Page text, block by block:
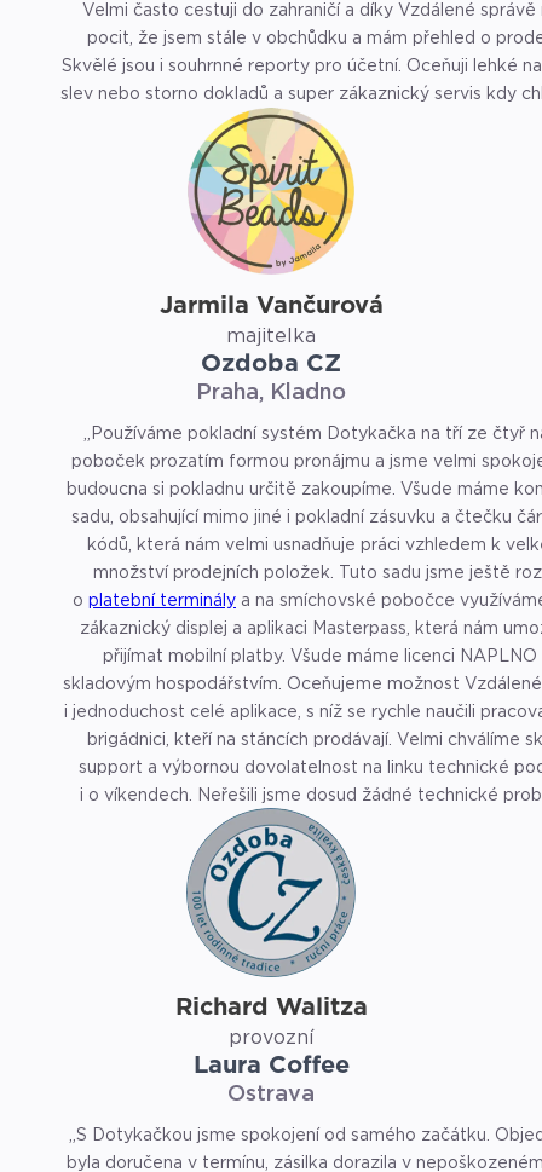
Velmi často cestuji do zahraničí a díky Vzdálené správě
pocit, že jsem stále v obchůdku a mám přehled o
Skvělé jsou i souhrnné reporty pro účetní. Oceňuji lehké
slev nebo storno dokladů a super zákaznický servis kdy
help lince jsou vždy velmi ochotní. Za mě musím pokladní
Dotykačka opravdu jen doporučit.“
Jarmila Vančurová
majitelka
Ozdoba CZ
Praha, Kladno
„Používáme pokladní systém Dotykačka na tří ze čtyř
poboček prozatím formou pronájmu a jsme velmi
budoucna si pokladnu určitě zakoupíme. Všude máme
sadu, obsahující mimo jiné i pokladní zásuvku a čtečku
kódů, která nám velmi usnadňuje práci vzhledem k
množství prodejních položek. Tuto sadu jsme ještě
o platební terminály a na smíchovské pobočce
zákaznický displej a aplikaci Masterpass, která nám
přijímat mobilní platby. Všude máme licenci NAPLNO
skladovým hospodářstvím. Oceňujeme možnost Vzdálené správy
i jednoduchost celé aplikace, s níž se rychle naučili
brigádnici, kteří na stáncích prodávají. Velmi chválíme
support a výbornou dovolatelnost na linku technické
i o víkendech. Neřešili jsme dosud žádné technické
Zúčastnil jsem se i školení pro zákazníky zdarma a
můžu opravdu vřele doporučit.“
Richard Walitza
provozní
Laura Coffee
Ostrava
„S Dotykačkou jsme spokojení od samého začátku.
byla doručena v termínu, zásilka dorazila v